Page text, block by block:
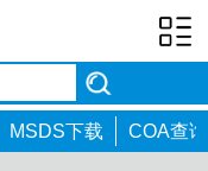
MSDS下载 COA查询